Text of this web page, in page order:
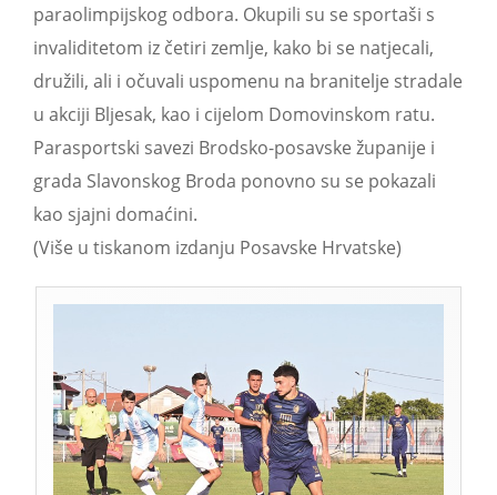
paraolimpijskog odbora. Okupili su se sportaši s
invaliditetom iz četiri zemlje, kako bi se natjecali,
družili, ali i očuvali uspomenu na branitelje stradale
u akciji Bljesak, kao i cijelom Domovinskom ratu.
Parasportski savezi Brodsko-posavske županije i
grada Slavonskog Broda ponovno su se pokazali
kao sjajni domaćini.
(Više u tiskanom izdanju Posavske Hrvatske)